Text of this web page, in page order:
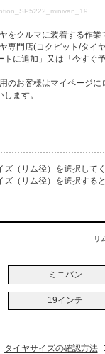
をクルマに装着する作業
専門店(コクピット/タイ
トに追加」又は「今すぐ
のお客様はマイページに
ます。
（リム径）を選択してく
（リム径）を選択する
リ
ミニバン
19インチ
タイヤサイズの確認方法